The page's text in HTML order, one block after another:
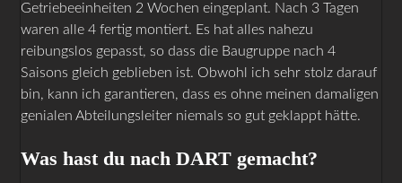
Getriebeeinheiten 2 Wochen eingeplant. Nach 3 Tagen
waren alle 4 fertig montiert. Es hat alles nahezu
reibungslos gepasst, so dass die Baugruppe nach 4
Saisons gleich geblieben ist. Obwohl ich sehr stolz darauf
bin, kann ich garantieren, dass es ohne meinen damaligen
genialen Abteilungsleiter niemals so gut geklappt hätte.
Was hast du nach DART gemacht?